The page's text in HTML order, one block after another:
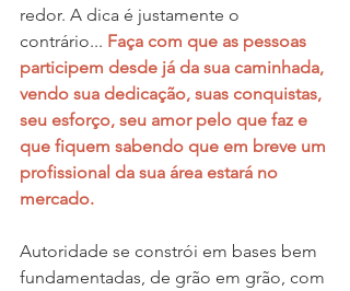
redor. A dica é justamente o
contrário... Faça com que as pessoas
participem desde já da sua caminhada,
vendo sua dedicação, suas conquistas,
seu esforço, seu amor pelo que faz e
que fiquem sabendo que em breve um
profissional da sua área estará no
mercado.
Autoridade se constrói em bases bem
fundamentadas, de grão em grão, com